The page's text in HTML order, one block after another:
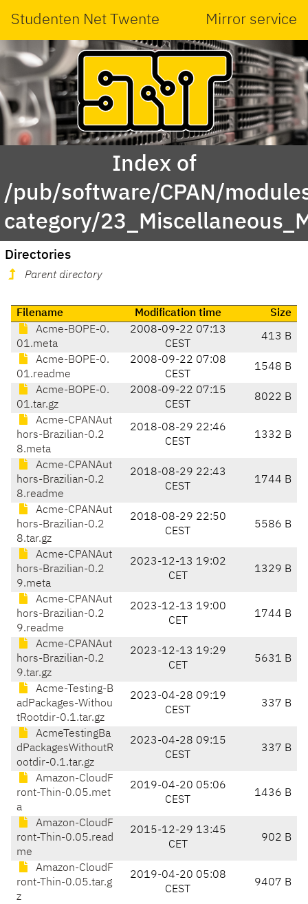
Studenten Net Twente Mirror service
Index of
/pub/software/CPAN/
category/
Directories
Parent directory
Filename Modification time
Size
Acme-BOPE-0.
01.meta
2008-09-22 07:13
CEST
413 B
Acme-BOPE-0.
01.readme
2008-09-22 07:08
CEST
1548 B
Acme-BOPE-0.
01.tar.gz
2008-09-22 07:15
CEST
8022 B
Acme-CPANAut
hors-Brazilian-0.2
8.meta
2018-08-29 22:46
CEST
1332 B
Acme-CPANAut
hors-Brazilian-0.2
8.readme
2018-08-29 22:43
CEST
1744 B
Acme-CPANAut
hors-Brazilian-0.2
8.tar.gz
2018-08-29 22:50
CEST
5586 B
Acme-CPANAut
hors-Brazilian-0.2
9.meta
2023-12-13 19:02
CET
1329 B
Acme-CPANAut
hors-Brazilian-0.2
9.readme
2023-12-13 19:00
CET
1744 B
Acme-CPANAut
hors-Brazilian-0.2
9.tar.gz
2023-12-13 19:29
CET
5631 B
Acme-Testing-B
adPackages-Withou
tRootdir-0.1.tar.gz
2023-04-28 09:19
CEST
337 B
AcmeTestingBa
dPackagesWithoutR
ootdir-0.1.tar.gz
2023-04-28 09:15
CEST
337 B
Amazon-CloudF
ront-Thin-0.05.met
a
2019-04-20 05:06
CEST
1436 B
Amazon-CloudF
ront-Thin-0.05.read
me
2015-12-29 13:45
CET
902 B
Amazon-CloudF
ront-Thin-0.05.tar.g
z
2019-04-20 05:08
CEST
9407 B